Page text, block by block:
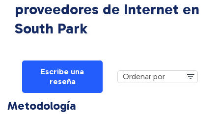
proveedores de Internet en
South Park
Escribe una
reseña
Metodología